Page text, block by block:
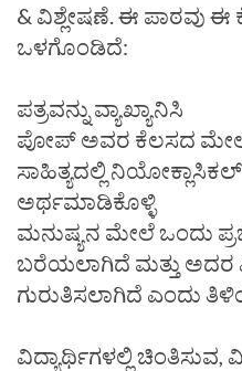
& ವಿಶ್ಲೇಷಣೆ. ಈ ಪಾಠವು ಈ
ಒಳಗೊಂಡಿದೆ:
ಪತ್ರವನ್ನು ವ್ಯಾಖ್ಯಾನಿಸಿ
ಪೋಪ್ ಅವರ ಕೆಲಸದ ಮೇಲೆ
ಸಾಹಿತ್ಯದಲ್ಲಿ
ಅರ್ಥಮಾಡಿಕೊಳ್ಳಿ
ಮನುಷ್ಯನ ಮೇಲೆ ಒಂದು
ಬರೆಯಲಾಗಿದೆ ಮತ್ತು ಅದರ
ಗುರುತಿಸಲಾಗಿದೆ ಎಂದು
ವಿದ್ಯಾರ್ಥಿಗಳಲ್ಲಿ ಚಿಂತಿಸುವ,